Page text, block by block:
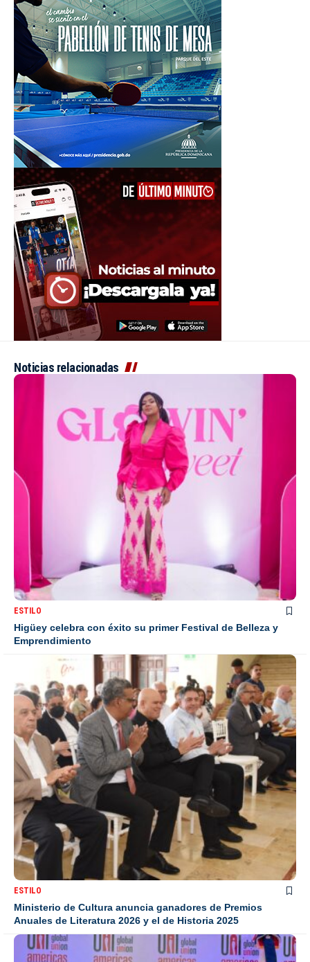
Noticias relacionadas
ESTILO
Higüey celebra con éxito su primer Festival de Belleza y
Emprendimiento
ESTILO
Ministerio de Cultura anuncia ganadores de Premios
Anuales de Literatura 2026 y el de Historia 2025